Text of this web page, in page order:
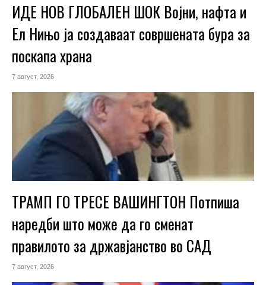
ИДЕ НОВ ГЛОБАЛЕН ШОК Војни, нафта и
Ел Нињо ја создаваат совршената бура за
поскапа храна
7 август, 2026
ТРАМП ГО ТРЕСЕ ВАШИНГТОН Потпиша
наредби што може да го сменат
правилото за државјанство во САД
7 август, 2026